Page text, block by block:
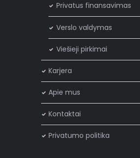
Privatus finansavimas
Verslo valdymas
Viešieji pirkimai
Karjera
Apie mus
Kontaktai
Privatumo politika